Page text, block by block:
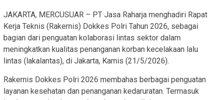
JAKARTA, MERCUSUAR – PT Jasa Raharja menghadiri Rapat
Kerja Teknis (Rakernis) Dokkes Polri Tahun 2026, sebagai
bagian dari penguatan kolaborasi lintas sektor dalam
meningkatkan kualitas penanganan korban kecelakaan lalu
lintas (lakalantas), di Jakarta, Kamis (21/5/2026).
Rakernis Dokkes Polri 2026 membahas berbagai penguatan
layanan kesehatan dan penanganan kedaruratan. Termasuk